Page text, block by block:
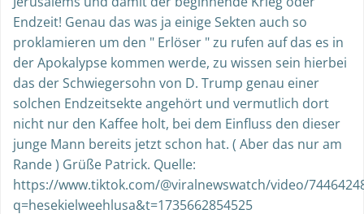
Endzeit! Genau das was ja einige Sekten auch so
proklamieren um den " Erlöser " zu rufen auf das es in
der Apokalypse kommen werde, zu wissen sein hierbei
das der Schwiegersohn von D. Trump genau einer
solchen Endzeitsekte angehört und vermutlich dort
nicht nur den Kaffee holt, bei dem Einfluss den dieser
junge Mann bereits jetzt schon hat. ( Aber das nur am
Rande ) Grüße Patrick. Quelle:
https://www.tiktok.com/@viralnewswatch/video/
q=hesekielweehlusa&t=1735662854525